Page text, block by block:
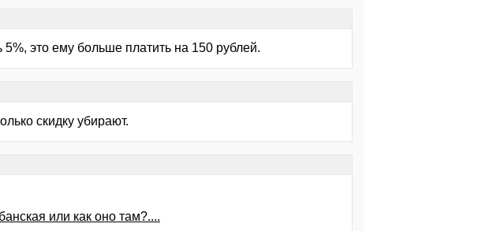
это ему больше платить на 150 рублей.
скидку убирают.
или как оно там?....